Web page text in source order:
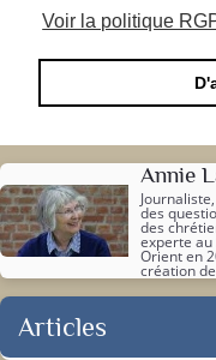
Voir la politique
Annie
des
des
experte au
Orient en
création
Articles